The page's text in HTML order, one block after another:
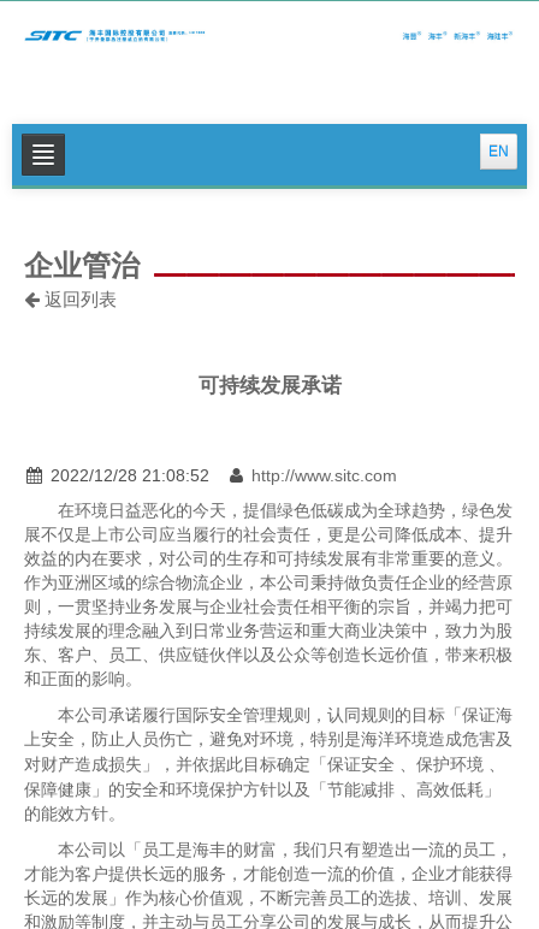
EN
公司新闻
集运特色服务
联系我们
人才招聘
提单条件及条款
企业管治
返回列表
可持续发展承诺
2022/12/28 21:08:52 http://www.sitc.com
在环境日益恶化的今天，提倡绿色低碳成为全球趋势，绿色发
展不仅是上市公司应当履行的社会责任，更是公司降低成本、提升
效益的内在要求，对公司的生存和可持续发展有非常重要的意义。
作为亚洲区域的综合物流企业，本公司秉持做负责任企业的经营原
则，一贯坚持业务发展与企业社会责任相平衡的宗旨，并竭力把可
持续发展的理念融入到日常业务营运和重大商业决策中，致力为股
东、客户、员工、供应链伙伴以及公众等创造长远价值，带来积极
和正面的影响。
本公司承诺履行国际安全管理规则，认同规则的目标「保证海
上安全，防止人员伤亡，避免对环境，特别是海洋环境造成危害及
对财产造成损失」，并依据此目标确定「保证安全 、保护环境 、
保障健康」的安全和环境保护方针以及「节能减排 、高效低耗」
的能效方针。
本公司以「员工是海丰的财富，我们只有塑造出一流的员工，
才能为客户提供长远的服务，才能创造一流的价值，企业才能获得
长远的发展」作为核心价值观，不断完善员工的选拔、培训、发展
和激励等制度，并主动与员工分享公司的发展与成长，从而提升公